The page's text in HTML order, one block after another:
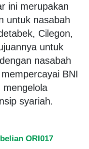
ini merupakan
untuk nasabah
Cilegon,
untuk
nasabah
BNI
mengelola
syariah.
ORI017